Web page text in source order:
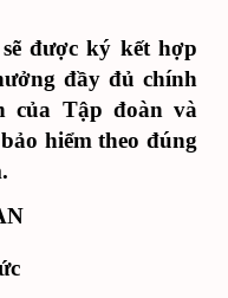
được ký kết hợp
đầy đủ chính
của Tập đoàn và
hiểm theo đúng